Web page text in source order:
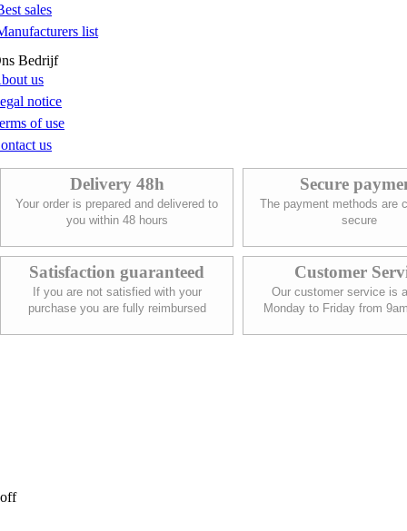
sales
list
Bedrijf
us
notice
of use
us
Delivery 48h
Your order is prepared and delivered to
you within 48 hours
Secure
The payment methods are
secure
Satisfaction guaranteed
If you are not satisfied with your
purchase you are fully reimbursed
Customer
Our customer service is
Monday to Friday from
off